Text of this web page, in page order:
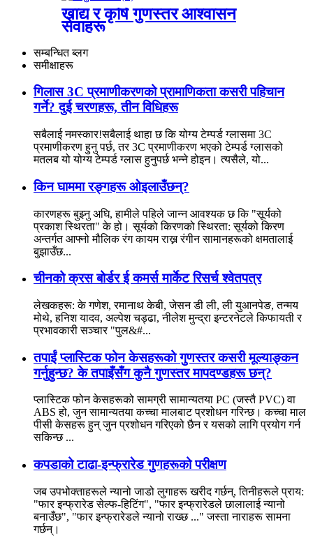
खाद्य र कृषि गुणस्तर आश्वासन
सेवाहरू
सम्बन्धित ब्लग
समीक्षाहरू
गिलास 3C प्रमाणीकरणको प्रामाणिकता कसरी पहिचान
गर्ने? दुई चरणहरू, तीन विधिहरू
सबैलाई नमस्कार!सबैलाई थाहा छ कि योग्य टेम्पर्ड ग्लासमा 3C
प्रमाणीकरण हुनु पर्छ, तर 3C प्रमाणीकरण भएको टेम्पर्ड ग्लासको
मतलब यो योग्य टेम्पर्ड ग्लास हुनुपर्छ भन्ने होइन। त्यसैले, यो...
किन घाममा रङ्गहरू ओइलाउँछन्?
कारणहरू बुझ्नु अघि, हामीले पहिले जान्न आवश्यक छ कि "सूर्यको
प्रकाश स्थिरता" के हो। सूर्यको किरणको स्थिरता: सूर्यको किरण
अन्तर्गत आफ्नो मौलिक रंग कायम राख्न रंगीन सामानहरूको क्षमतालाई
बुझाउँछ...
चीनको क्रस बोर्डर ई कमर्स मार्केट रिसर्च श्वेतपत्र
लेखकहरू: के गणेश, रमानाथ केबी, जेसन डी ली, ली युआनपेङ, तन्मय
मोथे, हनिश यादव, अल्पेश चड्ढा, नीलेश मुन्द्रा इन्टरनेटले किफायती र
प्रभावकारी सञ्चार "पुल&#...
तपाईं प्लास्टिक फोन केसहरूको गुणस्तर कसरी मूल्याङ्कन
गर्नुहुन्छ? के तपाइँसँग कुनै गुणस्तर मापदण्डहरू छन्?
प्लास्टिक फोन केसहरूको सामग्री सामान्यतया PC (जस्तै PVC) वा
ABS हो, जुन सामान्यतया कच्चा मालबाट प्रशोधन गरिन्छ। कच्चा माल
पीसी केसहरू हुन् जुन प्रशोधन गरिएको छैन र यसको लागि प्रयोग गर्न
सकिन्छ ...
कपडाको टाढा-इन्फ्रारेड गुणहरूको परीक्षण
जब उपभोक्ताहरूले न्यानो जाडो लुगाहरू खरीद गर्छन्, तिनीहरूले प्राय:
"फार इन्फ्रारेड सेल्फ-हिटिंग", "फार इन्फ्रारेडले छालालाई न्यानो
बनाउँछ", "फार इन्फ्रारेडले न्यानो राख्छ ..." जस्ता नाराहरू सामना
गर्छन्।